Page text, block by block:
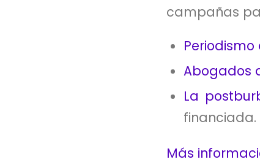
campañas
Abogados
La
financiada.
Más